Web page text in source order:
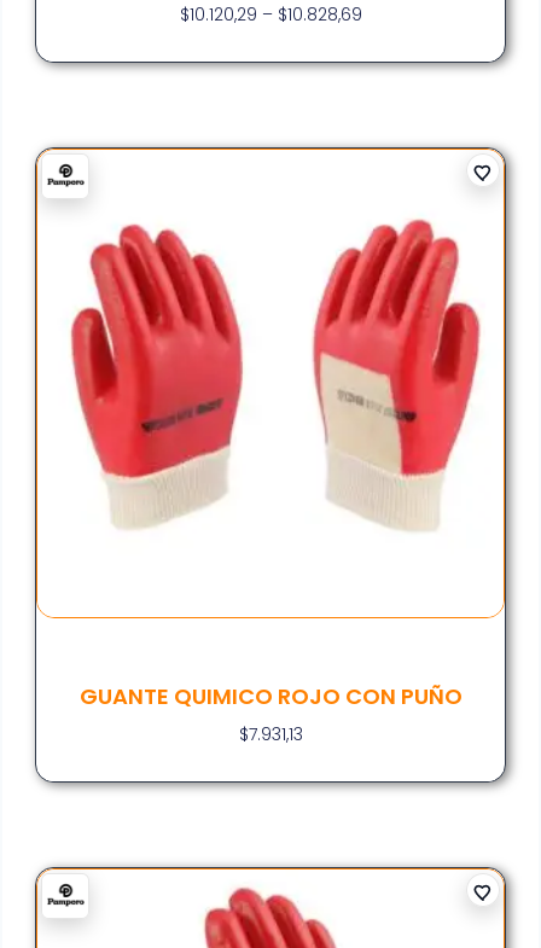
$10.120,29 – $10.828,69
GUANTE QUIMICO ROJO CON PUÑO
$7.931,13